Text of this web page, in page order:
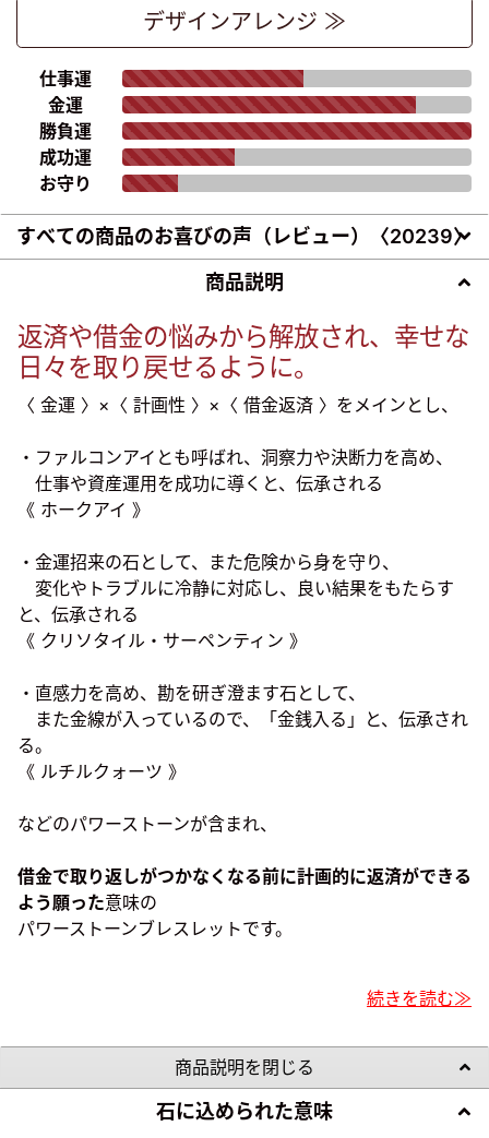
デザインアレンジ ≫
仕事運
金運
勝負運
成功運
お守り
すべての商品のお喜びの声（レビュー）〈20239〉
商品説明
返済や借金の悩みから解放され、幸せな
日々を取り戻せるように。
〈 金運 〉×〈 計画性 〉×〈 借金返済 〉をメインとし、
・ファルコンアイとも呼ばれ、洞察力や決断力を高め、
仕事や資産運用を成功に導くと、伝承される
《 ホークアイ 》
・金運招来の石として、また危険から身を守り、
変化やトラブルに冷静に対応し、良い結果をもたらす
と、伝承される
《 クリソタイル・サーペンティン 》
・直感力を高め、勘を研ぎ澄ます石として、
また金線が入っているので、「金銭入る」と、伝承され
る。
《 ルチルクォーツ 》
などのパワーストーンが含まれ、
借金で取り返しがつかなくなる前に計画的に返済ができる
よう願った意味の
パワーストーンブレスレットです。
続きを読む≫
商品説明を閉じる
石に込められた意味